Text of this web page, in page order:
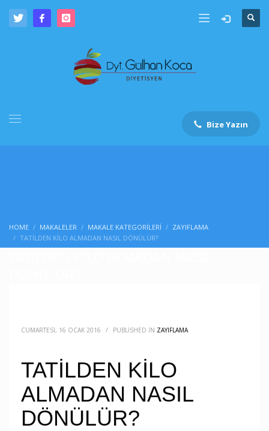
Bize Yazın
HOME MAKALELER MAKALE KATEGORILERI
ZAYIFLAMA
TATİLDEN KİLO ALMADAN NASIL DÖNÜLÜR?
CUMARTESI, 16 OCAK 2016 / PUBLISHED IN ZAYIFLAMA
TATİLDEN KİLO
ALMADAN NASIL
DÖNÜLÜR?